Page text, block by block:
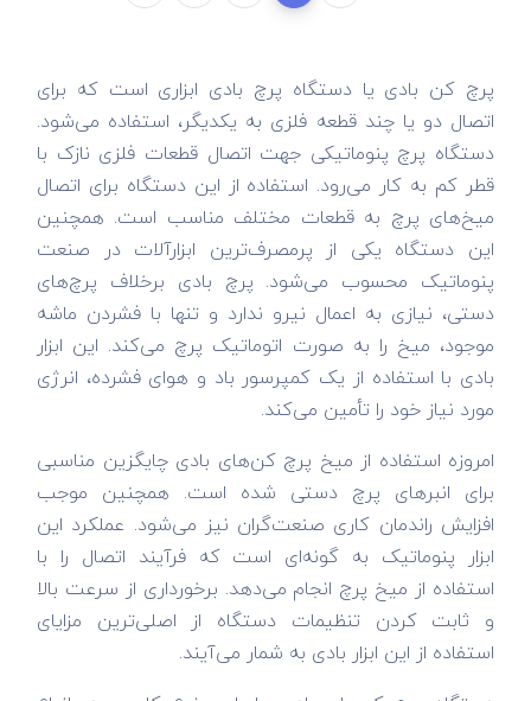
پرچ کن بادی یا دستگاه پرچ بادی ابزاری است که برای
اتصال دو یا چند قطعه فلزی به یکدیگر، استفاده می‌شود.
دستگاه پرچ پنوماتیکی جهت اتصال قطعات فلزی نازک با
قطر کم به کار می‌رود. استفاده از این دستگاه برای اتصال
میخ‌های پرچ به قطعات مختلف مناسب است. همچنین
این دستگاه یکی از پرمصرف‌ترین ابزارآلات در صنعت
پنوماتیک محسوب می‌شود. پرچ بادی برخلاف پرچ‌های
دستی، نیازی به اعمال نیرو ندارد و تنها با فشردن ماشه
موجود، میخ را به صورت اتوماتیک پرچ می‌کند. این ابزار
بادی با استفاده از یک کمپرسور باد و هوای فشرده، انرژی
مورد نیاز خود را تأمین می‌کند.
امروزه استفاده از میخ پرچ کن‌های بادی چایگزین مناسبی
برای انبرهای پرچ دستی شده است. همچنین موجب
افزایش راندمان کاری صنعت‌گران نیز می‌شود. عملکرد این
ابزار پنوماتیک به گونه‌ای است که فرآیند اتصال را با
استفاده از میخ پرچ انجام می‌دهد. برخورداری از سرعت بالا
و ثابت کردن تنظیمات دستگاه از اصلی‌ترین مزایای
استفاده از این ابزار بادی به شمار می‌آیند.